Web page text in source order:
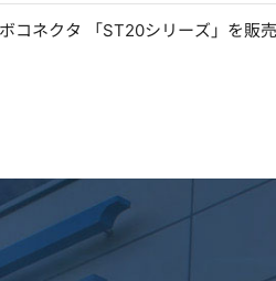
コネクタ 「ST20シリーズ」を販